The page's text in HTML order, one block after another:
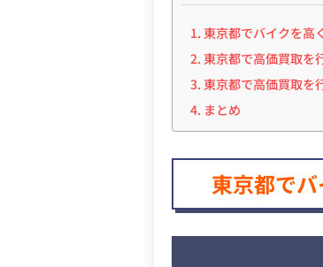
東京都でバイクを高
東京都で高価買取を
東京都で高価買取を
まとめ
東京都で